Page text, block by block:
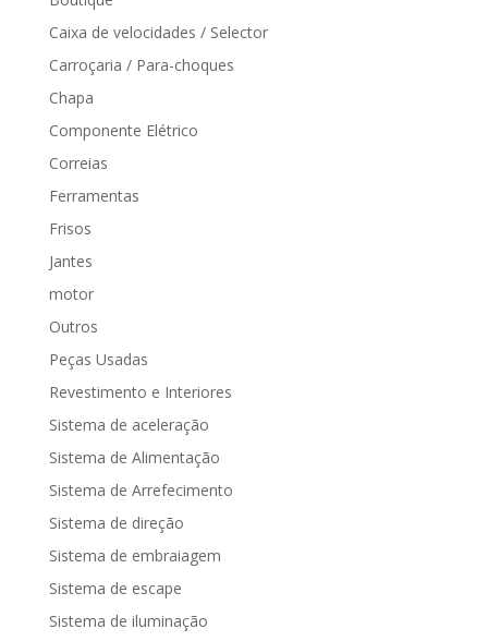
Caixa de velocidades / Selector
Carroçaria / Para-choques
Chapa
Componente Elétrico
Correias
Ferramentas
Frisos
Jantes
motor
Outros
Peças Usadas
Revestimento e Interiores
Sistema de aceleração
Sistema de Alimentação
Sistema de Arrefecimento
Sistema de direção
Sistema de embraiagem
Sistema de escape
Sistema de iluminação